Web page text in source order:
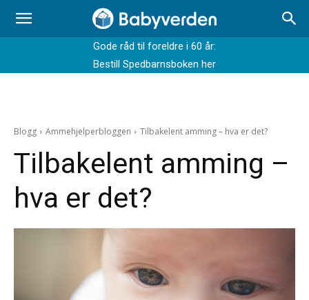
Gode råd til foreldre i 60 år:
Bestill Spedbarnsboken her
Blogg Ammehjelperbloggen Tilbakelent amming – hva er det?
Tilbakelent amming –
hva er det?